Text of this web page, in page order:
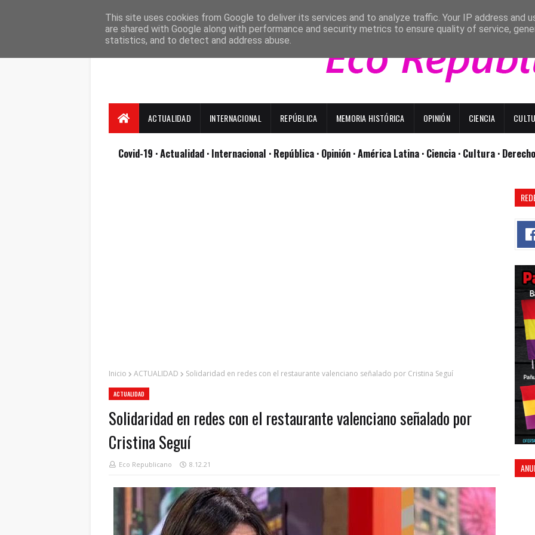
ACTUALIDAD INTERNACIONAL REPÚBLICA MEMORIA HISTÓRICA OPINIÓN CIENCIA
Covid-19 · Actualidad · Internacional · República · Opinión · América Latina · Ciencia · Cultura ·
Inicio ACTUALIDAD Solidaridad en redes con el restaurante valenciano señalado por Cristina Seguí
ACTUALIDAD
Solidaridad en redes con el restaurante valenciano señalado por
Cristina Seguí
Eco Republicano 8.12.21
This site uses cookies from Google to deliver its services and to analyze traffic. Your IP address and
are shared with Google along with performance and security metrics to ensure quality of service,
statistics, and to detect and address abuse.